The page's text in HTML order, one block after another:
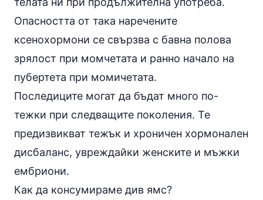
Опасността от така наречените
ксенохормони се свързва с бавна полова
зрялост при момчетата и ранно начало на
пубертета при момичетата.
Последиците могат да бъдат много по-
тежки при следващите поколения. Те
предизвикват тежък и хроничен хормонален
дисбаланс, увреждайки женските и мъжки
ембриони.
Как да консумираме див ямс?